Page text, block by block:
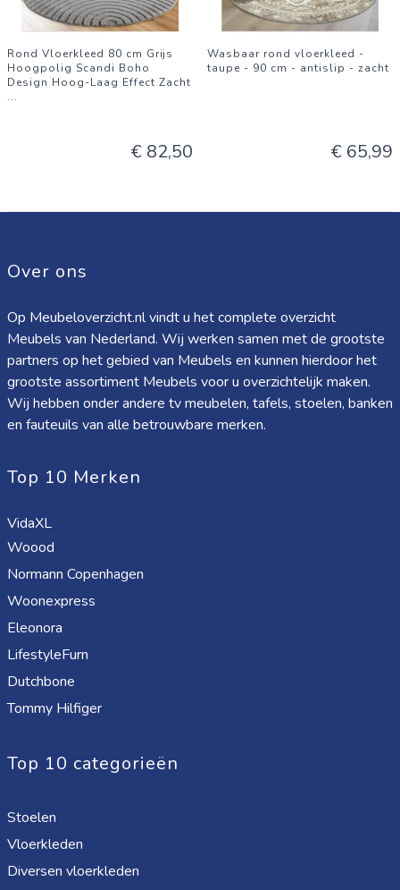
Rond Vloerkleed 80 cm Grijs
Hoogpolig Scandi Boho
Design Hoog-Laag Effect Zacht
...
€ 82,50
Wasbaar rond vloerkleed -
taupe - 90 cm - antislip - zacht
€ 65,99
Over ons
Op Meubeloverzicht.nl vindt u het complete overzicht
Meubels van Nederland. Wij werken samen met de grootste
partners op het gebied van Meubels en kunnen hierdoor het
grootste assortiment Meubels voor u overzichtelijk maken.
Wij hebben onder andere tv meubelen, tafels, stoelen, banken
en fauteuils van alle betrouwbare merken.
Top 10 Merken
VidaXL
Woood
Normann Copenhagen
Woonexpress
Eleonora
LifestyleFurn
Dutchbone
Tommy Hilfiger
Top 10 categorieën
Stoelen
Vloerkleden
Diversen vloerkleden